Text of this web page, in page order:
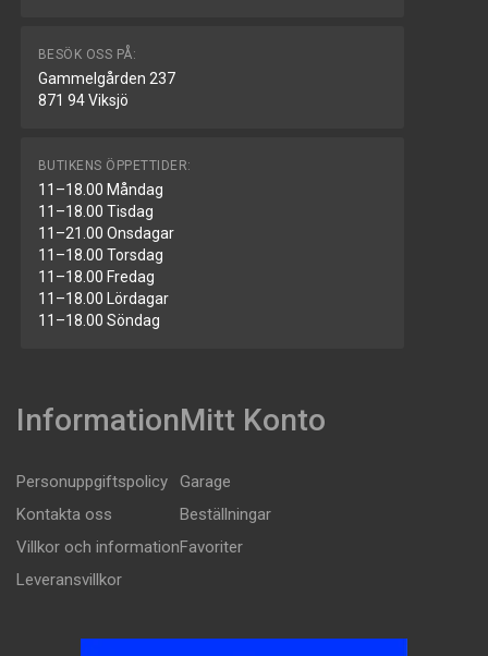
BESÖK OSS PÅ:
Gammelgården 237
871 94 Viksjö
BUTIKENS ÖPPETTIDER:
11–18.00 Måndag
11–18.00 Tisdag
11–21.00 Onsdagar
11–18.00 Torsdag
11–18.00 Fredag
11–18.00 Lördagar
11–18.00 Söndag
Information
Personuppgiftspolicy
Kontakta oss
Villkor och information
Leveransvillkor
Mitt Konto
Garage
Beställningar
Favoriter